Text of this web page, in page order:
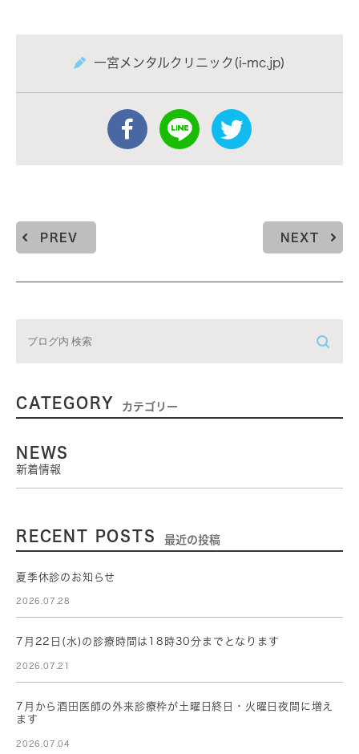
一宮メンタルクリニック(i-mc.jp)
PREV NEXT
CATEGORY カテゴリー
NEWS
新着情報
RECENT POSTS 最近の投稿
夏季休診のお知らせ
2026.07.28
7月22日(水)の診療時間は18時30分までとなります
2026.07.21
7月から酒田医師の外来診療枠が土曜日終日・火曜日夜間に増え
ます
2026.07.04